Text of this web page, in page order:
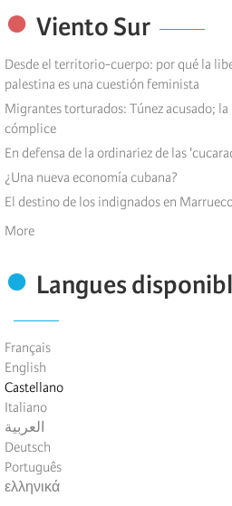
Viento Sur
Desde el territorio-cuerpo: por qué la
palestina es una cuestión feminista
Migrantes torturados: Túnez acusado; la
cómplice
En defensa de la ordinariez de las
¿Una nueva economía cubana?
El destino de los indignados en
More
Langues
Français
English
Castellano
Italiano
العربية
Deutsch
Português
ελληνικά